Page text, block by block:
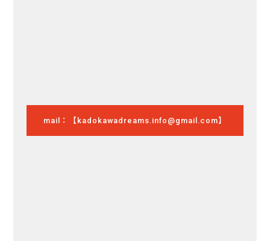
mail：【kadokawadreams.info@gmail.com】